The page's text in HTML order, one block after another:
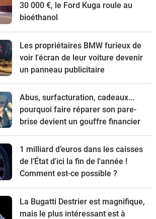
30 000 €, le Ford Kuga roule au
bioéthanol
Les propriétaires BMW furieux de
voir l'écran de leur voiture devenir
un panneau publicitaire
Abus, surfacturation, cadeaux...
pourquoi faire réparer son pare-
brise devient un gouffre financier
1 milliard d’euros dans les caisses
de l’État d'ici la fin de l'année !
Comment est-ce possible ?
La Bugatti Destrier est magnifique,
mais le plus intéressant est à